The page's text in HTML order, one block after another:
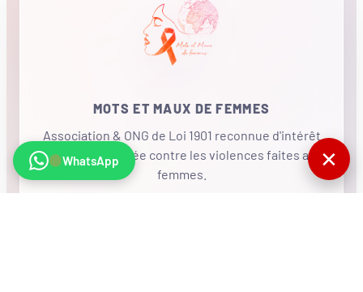
MOTS ET MAUX DE FEMMES
Association & ONG de Loi 1901 reconnue d'intérêt
général, mobilisée contre les violences faites aux
femmes.
WhatsApp ✕